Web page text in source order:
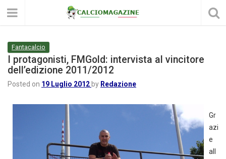
Fantacalcio
I protagonisti, FMGold: intervista al vincitore
dell’edizione 2011/2012
Posted on 19 Luglio 2012 by Redazione
Gr
azi
e
all